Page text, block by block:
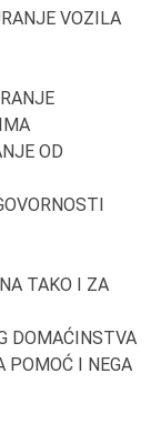
VOZILA
OD
TAKO I ZA
DOMAĆINSTVA
POMOĆ I NEGA